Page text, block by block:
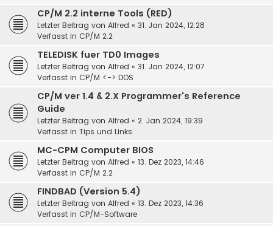
CP/M 2.2 interne Tools (RED)
Letzter Beitrag von Alfred « 31. Jan 2024, 12:28
Verfasst in CP/M 2.2
TELEDISK fuer TD0 Images
Letzter Beitrag von Alfred « 31. Jan 2024, 12:07
Verfasst in CP/M <-> DOS
CP/M ver 1.4 & 2.X Programmer's Reference
Guide
Letzter Beitrag von Alfred « 2. Jan 2024, 19:39
Verfasst in Tips und Links
MC-CPM Computer BIOS
Letzter Beitrag von Alfred « 13. Dez 2023, 14:46
Verfasst in CP/M 2.2
FINDBAD (Version 5.4)
Letzter Beitrag von Alfred « 13. Dez 2023, 14:36
Verfasst in CP/M-Software